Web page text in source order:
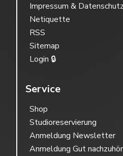
Impressum & Datenschutz
Netiquette
RSS
Sitemap
Login 🔒
Service
Shop
Studioreservierung
Anmeldung Newsletter
Anmeldung Gut